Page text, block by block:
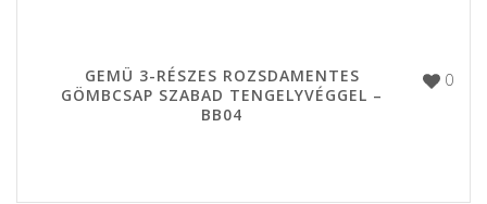
0
GEMÜ 3-RÉSZES ROZSDAMENTES
GÖMBCSAP SZABAD TENGELYVÉGGEL –
BB04